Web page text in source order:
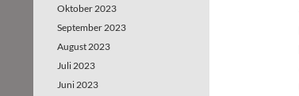
Oktober 2023
September 2023
August 2023
Juli 2023
Juni 2023